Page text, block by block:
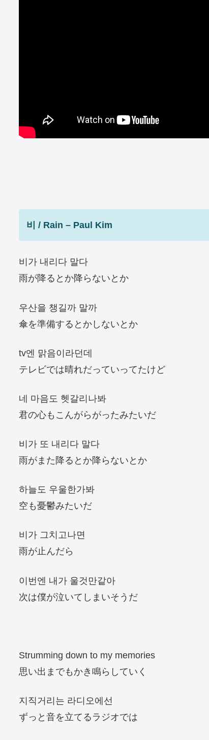
비 / Rain – Paul Kim
비가 내리다 말다
雨が降るとか降らないとか
우산을 챙길까 말까
傘を準備するとかしないとか
tv엔 맑음이라던데
テレビでは晴れだっていってたけど
네 마음도 헷갈리나봐
君の心もこんがらがったみたいだ
비가 또 내리다 말다
雨がまた降るとか降らないとか
하늘도 우울한가봐
空も憂鬱みたいだ
비가 그치고나면
雨が止んだら
이번엔 내가 울것만같아
次は僕が泣いてしまいそうだ
Strumming down to my memories
思い出までもかき鳴らしていく
지직거리는 라디오에선
ずっと音を立てるラジオでは